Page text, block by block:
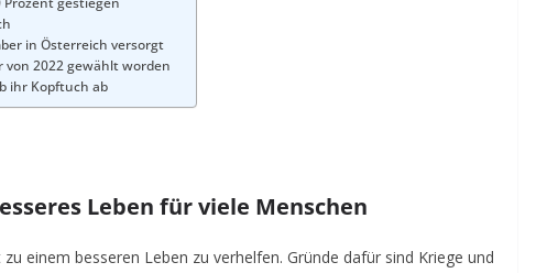
in Österreich versorgt
von 2022 gewählt worden
ihr Kopftuch ab
Leben für viele Menschen
einem besseren Leben zu verhelfen. Gründe dafür sind Kriege und